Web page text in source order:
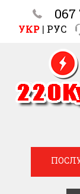
067
УКР | РУС